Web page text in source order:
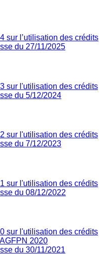
sur l’utilisation des crédits
du 27/11/2025
sur l'utilisation des crédits
du 5/12/2024
sur l'utilisation des crédits
du 7/12/2023
sur l'utilisation des crédits
du 08/12/2022
sur l'utilisation des crédits
2020
du 30/11/2021